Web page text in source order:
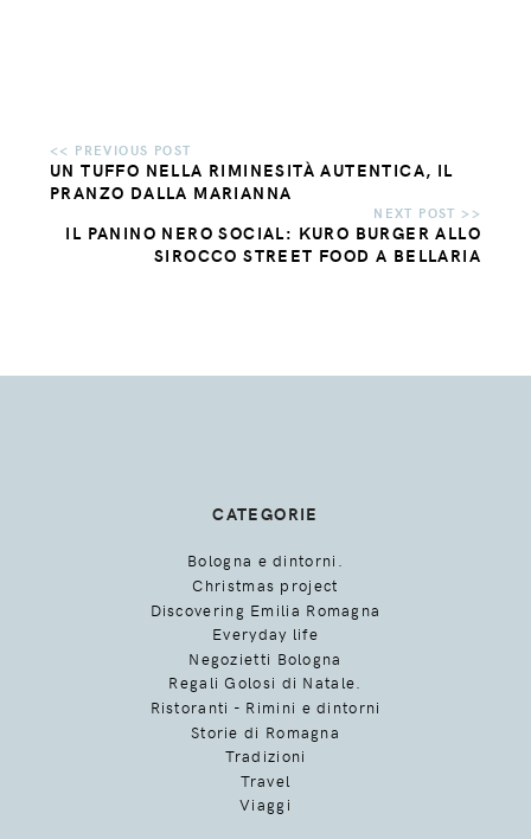
UN TUFFO NELLA RIMINESITÀ AUTENTICA, IL
PRANZO DALLA MARIANNA
IL PANINO NERO SOCIAL: KURO BURGER ALLO
SIROCCO STREET FOOD A BELLARIA
CATEGORIE
Bologna e dintorni.
Christmas project
Discovering Emilia Romagna
Everyday life
Negozietti Bologna
Regali Golosi di Natale.
Ristoranti - Rimini e dintorni
Storie di Romagna
Tradizioni
Travel
Viaggi